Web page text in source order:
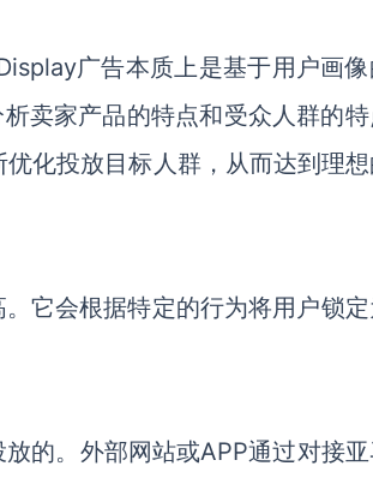
广告本质上是基于用户画
卖家产品的特点和受众人群的特
化投放目标人群，从而达到理
它会根据特定的行为将用户锁定
的。外部网站或APP通过对接